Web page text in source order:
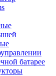
батарее